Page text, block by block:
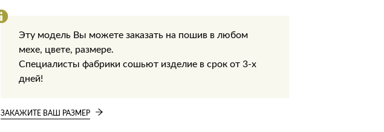
Эту модель Вы можете заказать на пошив в любом
мехе, цвете, размере.
Специалисты фабрики сошьют изделие в срок от 3-х
дней!
ЗАКАЖИТЕ ВАШ РАЗМЕР